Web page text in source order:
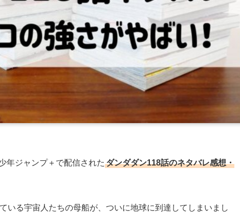
年ジャンプ＋で配信された ダンダダン118話のネタバレ感想・
いる宇宙人たちの母船が、ついに地球に到達してしまいまし